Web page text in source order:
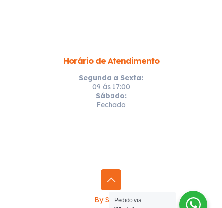
Horário de Atendimento
Segunda a Sexta:
09 ás 17:00
Sábado:
Fechado
By SprintyPedido via